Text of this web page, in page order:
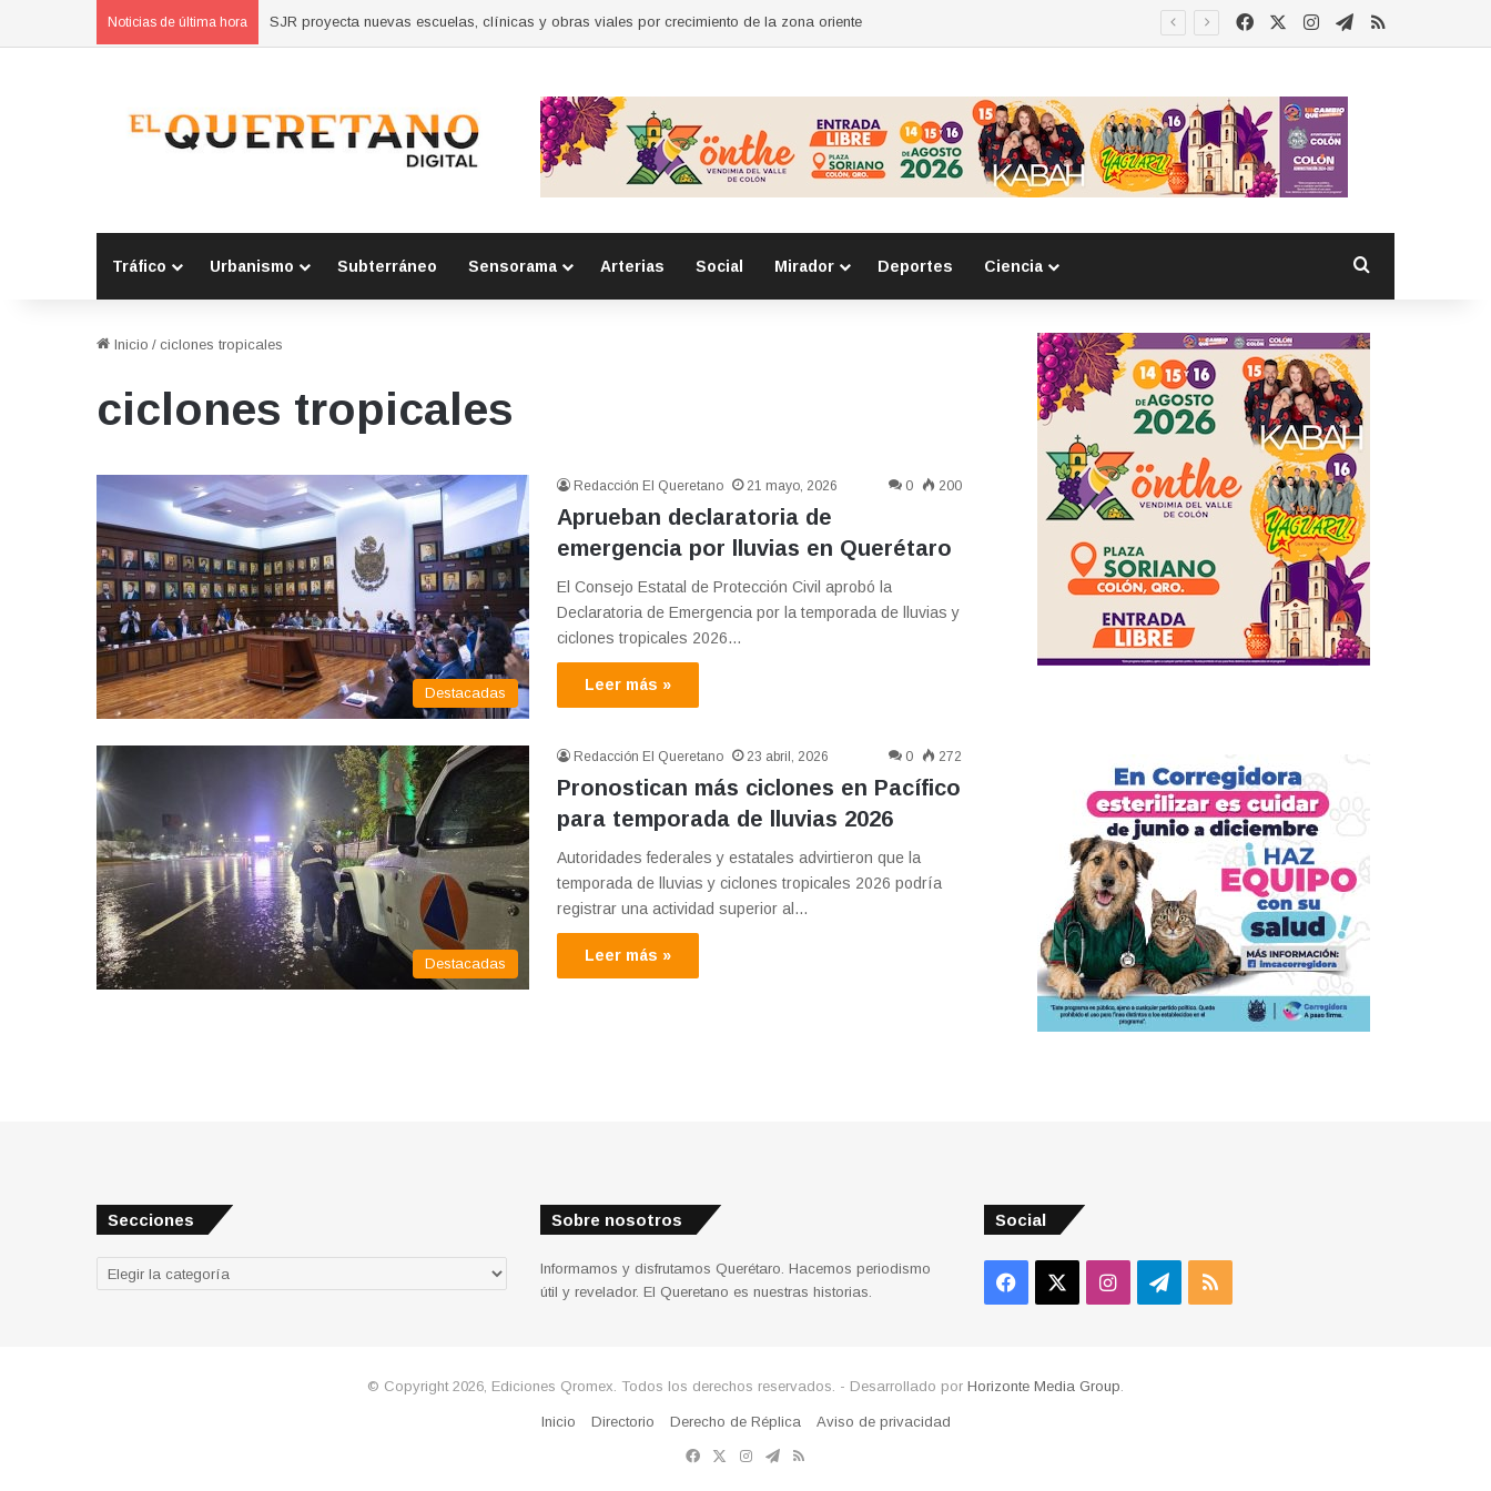
Noticias de última hora SJR proyecta nuevas escuelas, clínicas y obras viales por crecimiento de la zona oriente FacebookInstagram
Telegram
RSS
Tráfico Urbanismo Subterráneo Sensorama Arterias Social Mirador Deportes Ciencia
Inicio / ciclones tropicales
ciclones tropicales
Destacadas
Redacción El Queretano 21 mayo, 2026 0 200
Aprueban declaratoria de
emergencia por lluvias en Querétaro
El Consejo Estatal de Protección Civil aprobó la
Declaratoria de Emergencia por la temporada de lluvias y
ciclones tropicales 2026…
Leer más »
Destacadas
Redacción El Queretano 23 abril, 2026 0 272
Pronostican más ciclones en Pacífico
para temporada de lluvias 2026
Autoridades federales y estatales advirtieron que la
temporada de lluvias y ciclones tropicales 2026 podría
registrar una actividad superior al…
Leer más »
Secciones
Secciones
Sobre nosotros
Informamos y disfrutamos Querétaro. Hacemos periodismo
útil y revelador. El Queretano es nuestras historias.
Social
Facebook InstagramTelegram
RSS
© Copyright 2026, Ediciones Qromex. Todos los derechos reservados. - Desarrollado por Horizonte Media Group.
Inicio Directorio Derecho de Réplica
Aviso de privacidad
Facebook
X Instagram
Telegram
RSS